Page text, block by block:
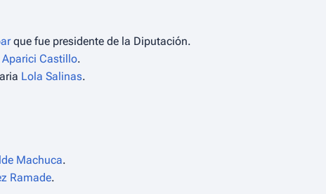
que fue presidente de la Diputación.
Aparici Castillo.
Lola Salinas.
Machuca.
Ramade.